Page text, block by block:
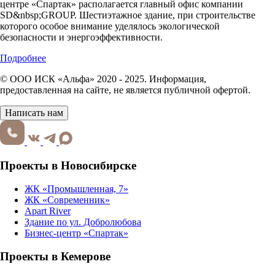
центре «Спартак» располагается главный офис компании
SD&nbsp;GROUP. Шестиэтажное здание, при строительстве
которого особое внимание уделялось экологической
безопасности и энергоэффективности.
Подробнее
© ООО ИСК «Альфа» 2020 - 2025. Информация,
предоставленная на сайте, не является публичной офертой.
Написать нам
Проекты в Новосибирске
ЖК «Промышленная, 7»
ЖК «Современник»
Apart River
Здание по ул. Добролюбова
Бизнес-центр «Спартак»
Проекты в Кемерове